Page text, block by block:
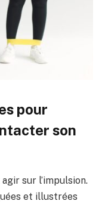
pour
son
sur l’impulsion.
et illustrées